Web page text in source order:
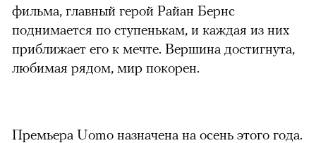
фильма, главный герой Райан Бернс
поднимается по ступенькам, и каждая из них
приближает его к мечте. Вершина достигнута,
любимая рядом, мир покорен.
Премьера Uomo назначена на осень этого года.